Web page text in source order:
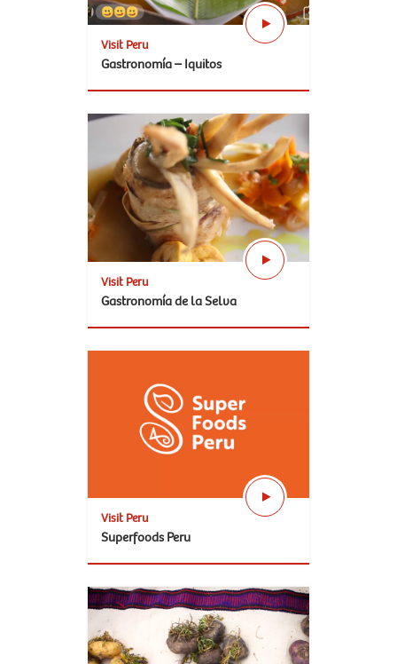
Visit Peru
Gastronomía – Iquitos
Visit Peru
Gastronomía de la Selva
Visit Peru
Superfoods Peru